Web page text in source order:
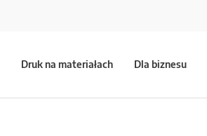
Druk na materiałach Dla biznesu